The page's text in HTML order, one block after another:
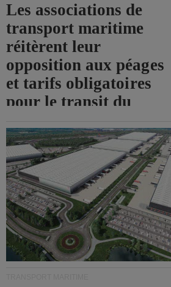
Les associations de
transport maritime
réitèrent leur
opposition aux péages
et tarifs obligatoires
pour le transit du